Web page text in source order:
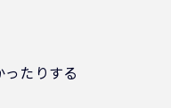
たりする